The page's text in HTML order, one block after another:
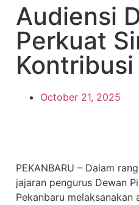
Audiensi
Perkuat
October 21, 2025
PEKANBARU – Dalam
jajaran pengurus Dewan
Pekanbaru melaksanakan